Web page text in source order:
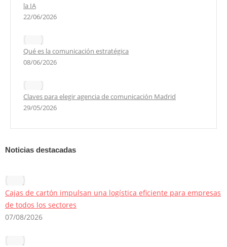
la IA
22/06/2026
Qué es la comunicación estratégica
08/06/2026
Claves para elegir agencia de comunicación Madrid
29/05/2026
Noticias destacadas
Cajas de cartón impulsan una logística eficiente para empresas
de todos los sectores
07/08/2026